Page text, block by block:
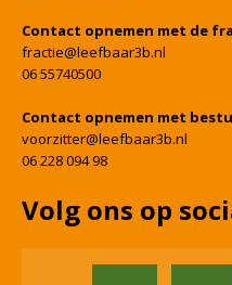
Contact opnemen met de
fractie@leefbaar3b.nl
06 55740500
Contact opnemen met
voorzitter@leefbaar3b.nl
06 228 094 98
Volg ons op